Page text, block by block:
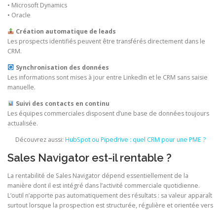
• Microsoft Dynamics
• Oracle
Création automatique de leads
Les prospects identifiés peuvent être transférés directement dans le
CRM.
Synchronisation des données
Les informations sont mises à jour entre LinkedIn et le CRM sans saisie
manuelle.
Suivi des contacts en continu
Les équipes commerciales disposent d’une base de données toujours
actualisée.
Découvrez aussi: HubSpot ou Pipedrive : quel CRM pour une PME ?
Sales Navigator est-il rentable ?
La rentabilité de Sales Navigator dépend essentiellement de la
manière dont il est intégré dans l’activité commerciale quotidienne.
L’outil n’apporte pas automatiquement des résultats : sa valeur apparaît
surtout lorsque la prospection est structurée, régulière et orientée vers